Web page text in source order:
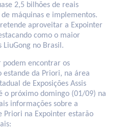
2,5 bilhões de reais
máquinas e implementos.
aproveitar a Expointer
como o maior
LiuGong no Brasil.
podem encontrar os
estande da Priori, na área
de Exposições Assis
o próximo domingo (01/09) na
informações sobre a
Priori na Expointer estarão